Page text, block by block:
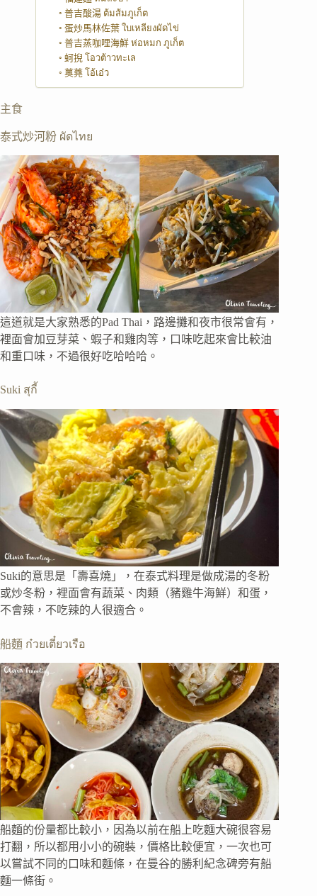
普吉酸湯 ต้มส้มภูเก็ต
蛋炒馬林佐葉 ใบเหลียงผัดไข่
普吉蒸咖哩海鮮 ห่อหมก ภูเก็ต
蚵掜 โอวต้าวทะเล
薁蕘 โอ้เอ๋ว
主食
泰式炒河粉 ผัดไทย
這道就是大家熟悉的Pad Thai，路邊攤和夜市很常會有，
裡面會加豆芽菜、蝦子和雞肉等，口味吃起來會比較油
和重口味，不過很好吃哈哈哈。
Suki สุกี้
Suki的意思是「壽喜燒」，在泰式料理是做成湯的冬粉
或炒冬粉，裡面會有蔬菜、肉類（豬雞牛海鮮）和蛋，
不會辣，不吃辣的人很適合。
船麵 ก๋วยเตี๋ยวเรือ
船麵的份量都比較小，因為以前在船上吃麵大碗很容易
打翻，所以都用小小的碗裝，價格比較便宜，一次也可
以嘗試不同的口味和麵條，在曼谷的勝利紀念碑旁有船
麵一條街。